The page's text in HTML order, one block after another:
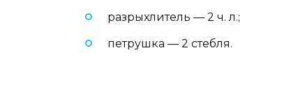
разрыхлитель — 2 ч. л.;
петрушка — 2 стебля.